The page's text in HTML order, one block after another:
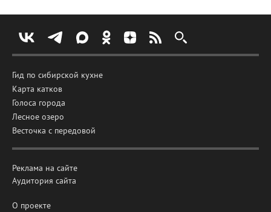
Гид по сибирской кухне
Карта катков
Голоса города
Лесное озеро
Весточка с передовой
Реклама на сайте
Аудитория сайта
О проекте